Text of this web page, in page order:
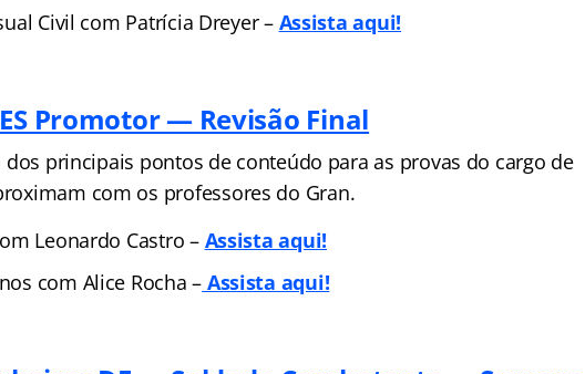
Civil com Patrícia Dreyer – Assista aqui!
Promotor — Revisão Final
dos principais pontos de conteúdo para as provas do cargo de
com os professores do Gran.
Leonardo Castro – Assista aqui!
com Alice Rocha – Assista aqui!